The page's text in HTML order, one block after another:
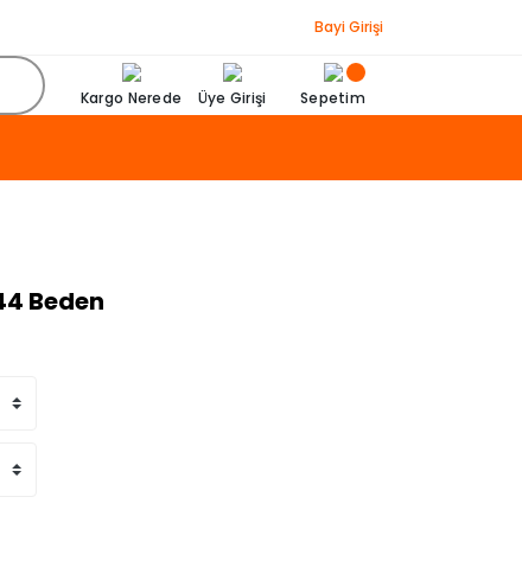
Bayi Girişi
Kargo Nerede Üye Girişi Sepetim
Beden